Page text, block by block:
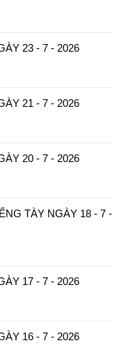
23 - 7 - 2026
21 - 7 - 2026
20 - 7 - 2026
TÀY NGÀY 18 - 7 -
17 - 7 - 2026
16 - 7 - 2026